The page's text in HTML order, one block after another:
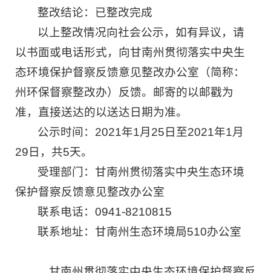
整改结论：已整改完成
以上整改情况向社会公示，如有异议，请
以书面或电话形式，向甘南州贯彻落实中央生
态环境保护督察反馈意见整改办公室（简称：
州环保督察整改办）反馈。邮寄的以邮戳为
准，直接送达的以送达日期为准。
公示时间：2021年1月25日至2021年1月
29日，共5天。
受理部门：甘南州贯彻落实中央生态环境
保护督察反馈意见整改办公室
联系电话：0941-8210815
联系地址：甘南州生态环境局510办公室